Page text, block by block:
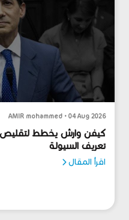
AMIR mohammed • 04 Aug 2026
كيفن وارش يخطط لتقليص
تعريف السيولة
اقرأ المقال